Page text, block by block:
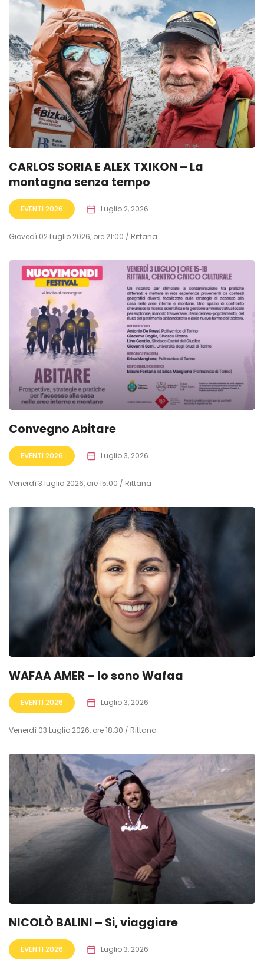
CARLOS SORIA E ALEX TXIKON – La
montagna senza tempo
EVENTI 2026 Luglio 2, 2026
Giovedì 02 Luglio 2026, ore 21:00 / Rittana
Convegno Abitare
EVENTI 2026 Luglio 3, 2026
Venerdì 3 luglio 2026, ore 15:00 / Rittana
WAFAA AMER – Io sono Wafaa
EVENTI 2026 Luglio 3, 2026
Venerdì 03 Luglio 2026, ore 18:30 / Rittana
NICOLÒ BALINI – Si, viaggiare
EVENTI 2026 Luglio 3, 2026